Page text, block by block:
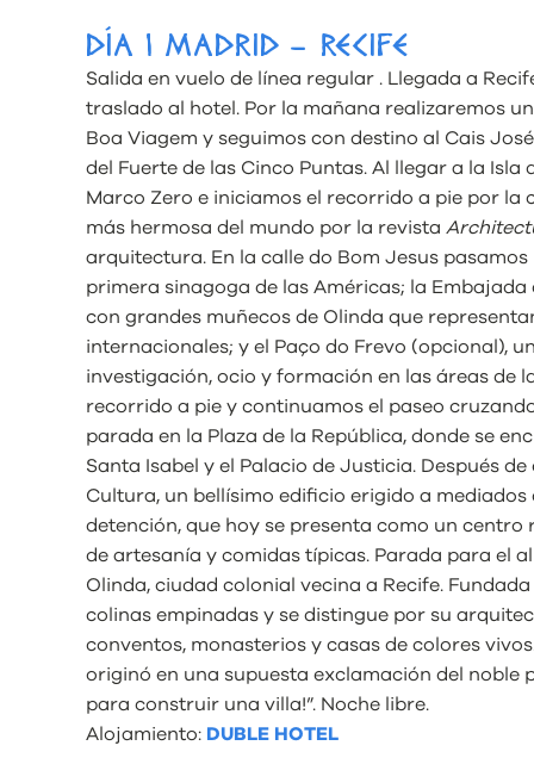
DÍA 1 MADRID – RECIFE
Salida en vuelo de línea regular . Llegada a
traslado al hotel. Por la mañana realizaremos
Boa Viagem y seguimos con destino al Cais
del Fuerte de las Cinco Puntas. Al llegar a la
Marco Zero e iniciamos el recorrido a pie por la
más hermosa del mundo por la revista
arquitectura. En la calle do Bom Jesus
primera sinagoga de las Américas; la
con grandes muñecos de Olinda que
internacionales; y el Paço do Frevo (opcional),
investigación, ocio y formación en las áreas de
recorrido a pie y continuamos el paseo
parada en la Plaza de la República, donde se
Santa Isabel y el Palacio de Justicia. Después
Cultura, un bellísimo edificio erigido a
detención, que hoy se presenta como un
de artesanía y comidas típicas. Parada para el
Olinda, ciudad colonial vecina a Recife.
colinas empinadas y se distingue por su
conventos, monasterios y casas de colores
originó en una supuesta exclamación del noble
para construir una villa!”. Noche libre.
Alojamiento: DUBLE HOTEL